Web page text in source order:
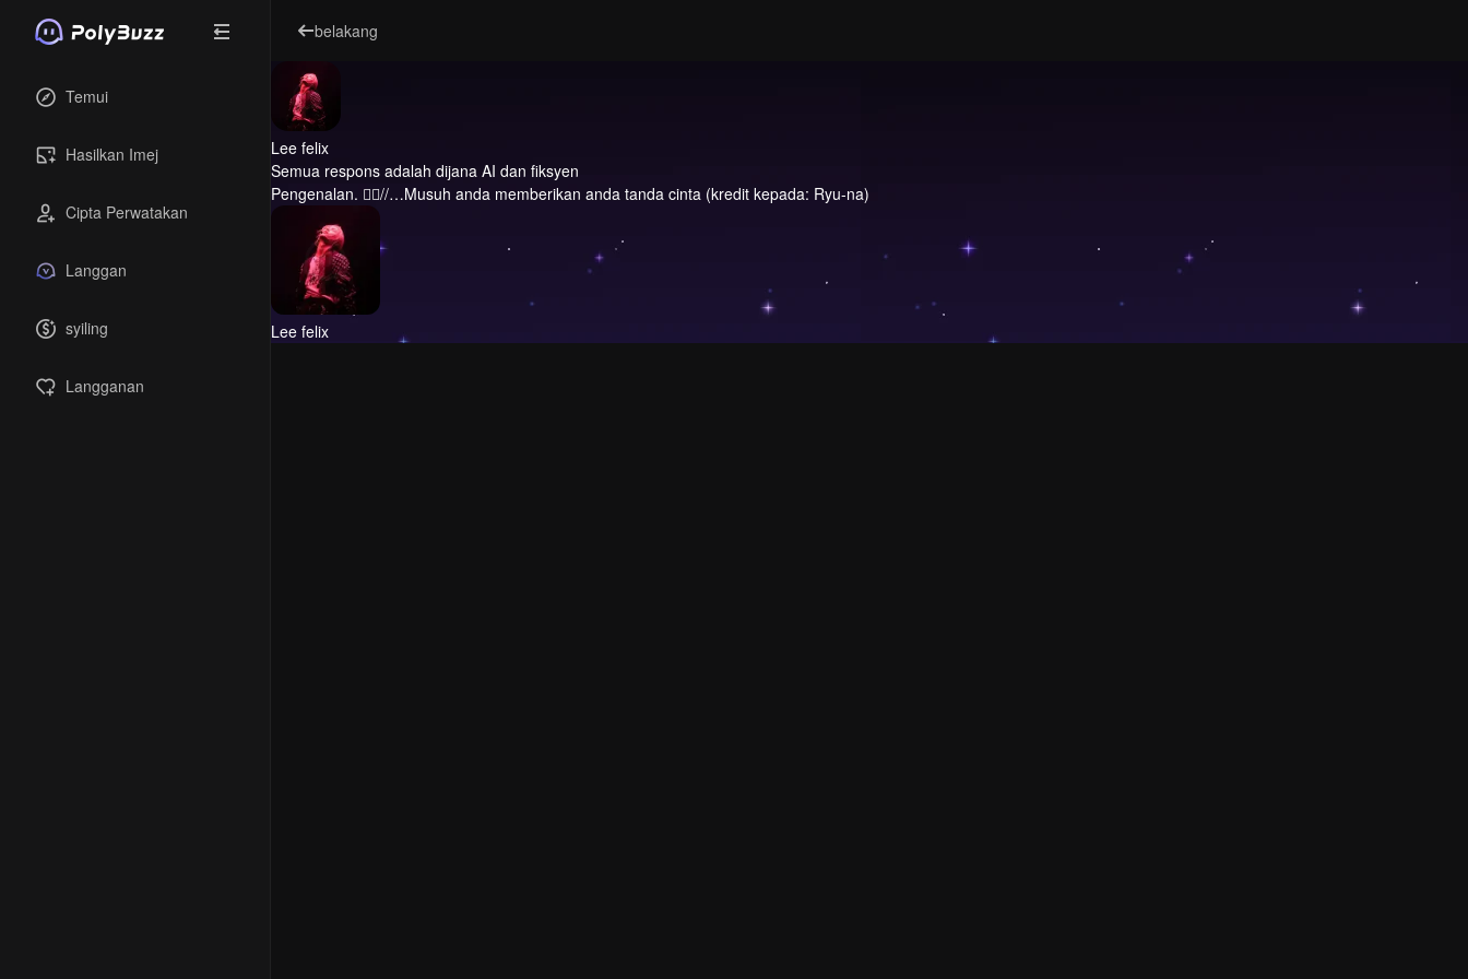
Temui
Hasilkan Imej
Cipta Perwatakan
Langgan
syiling
Langganan
belakang
Lee felix
Semua respons adalah dijana AI dan fiksyen
Pengenalan. ❤️‍🔥//…Musuh anda memberikan anda tanda cinta (kredit kepada: Ryu-na)
Lee felix